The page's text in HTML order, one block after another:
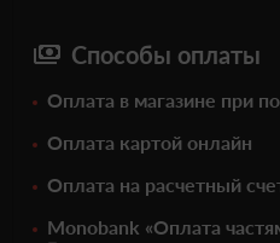
Способы оплаты
Оплата в магазине при
Оплата картой онлайн
Оплата на расчетный
Monobank «Оплата